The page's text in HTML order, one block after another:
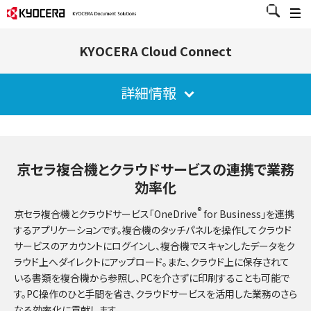
KYOCERA Cloud Connect
詳細情報
京セラ複合機とクラウドサービスの連携で業務
効率化
京セラ複合機とクラウドサービス「OneDrive®for Business」を連携
するアプリケーションです。複合機のタッチパネルを操作してクラウド
サービスのアカウントにログインし、複合機でスキャンしたデータをク
ラウド上へダイレクトにアップロード。また、クラウド上に保存されて
いる書類を複合機から参照し、PCを介さずに印刷することも可能で
す。PC操作のひと手間を省き、クラウドサービスを活用した業務のさら